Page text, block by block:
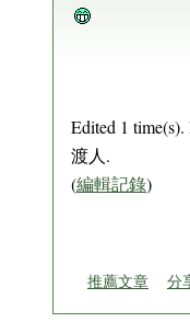
Edited 1
渡人.
(編輯記錄)
推薦文章 分